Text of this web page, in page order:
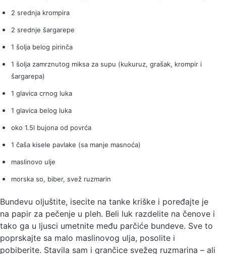
2 srednja krompira
2 srednje šargarepe
1 šolja belog pirinča
1 šolja zamrznutog miksa za supu (kukuruz, grašak, krompir i
šargarepa)
1 glavica crnog luka
1 glavica belog luka
oko 1.5l bujona od povrća
1 čaša kisele pavlake (sa manje masnoća)
maslinovo ulje
morska so, biber, svež ruzmarin
Bundevu oljuštite, isecite na tanke kriške i poređajte je
na papir za pečenje u pleh. Beli luk razdelite na čenove i
tako ga u ljusci umetnite među parčiće bundeve. Sve to
poprskajte sa malo maslinovog ulja, posolite i
pobiberite. Stavila sam i grančice svežeg ruzmarina – ali